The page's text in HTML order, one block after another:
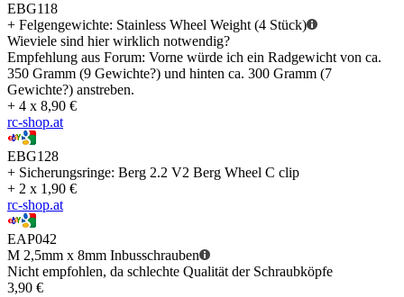
EBG118
+ Felgengewichte: Stainless Wheel Weight (4 Stück)
Wieviele sind hier wirklich notwendig?
Empfehlung aus Forum: Vorne würde ich ein Radgewicht von ca.
350 Gramm (9 Gewichte?) und hinten ca. 300 Gramm (7
Gewichte?) anstreben.
+ 4 x 8,90 €
rc-shop.at
EBG128
+ Sicherungsringe: Berg 2.2 V2 Berg Wheel C clip
+ 2 x 1,90 €
rc-shop.at
EAP042
M 2,5mm x 8mm Inbusschrauben
Nicht empfohlen, da schlechte Qualität der Schraubköpfe
3,90 €